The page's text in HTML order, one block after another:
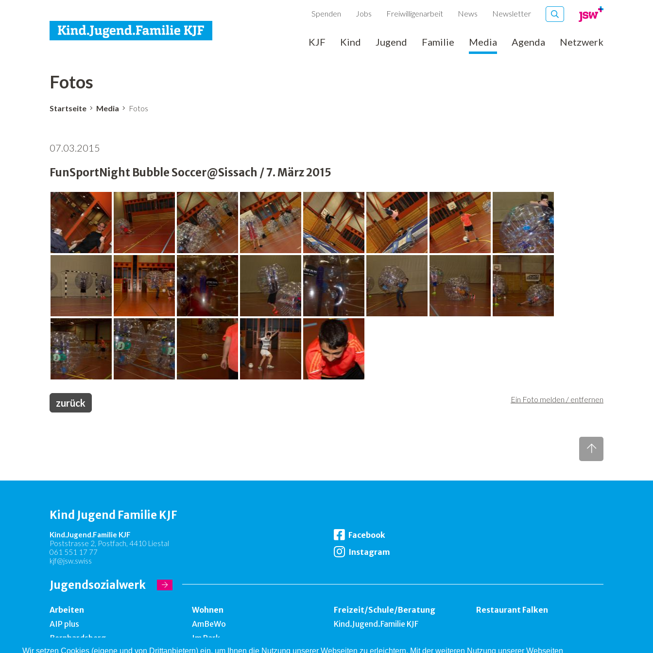
Wir setzen Cookies (eigene und von Drittanbietern) ein, um Ihnen die Nutzung unserer Webseiten zu erleichtern. Mit der weiteren Nutzung unserer Webseiten
Spenden Jobs Freiwilligenarbeit News Newsletter
KJF Kind Jugend Familie Media Agenda Netzwerk
Fotos
Startseite Media Fotos
07.03.2015
FunSportNight Bubble Soccer@Sissach / 7. März 2015
Ein Foto melden / entfernen
zurück
Kind Jugend Familie KJF
Kind.Jugend.Familie KJF
Poststrasse 2, Postfach, 4410 Liestal
061 551 17 77
kjf@jsw.swiss
Facebook
Instagram
Jugendsozialwerk
Arbeiten
AIP plus
Bernhardsberg
Wohnen
AmBeWo
Im Park
Freizeit/Schule/Beratung
Kind.Jugend.Familie KJF
Restaurant Falken